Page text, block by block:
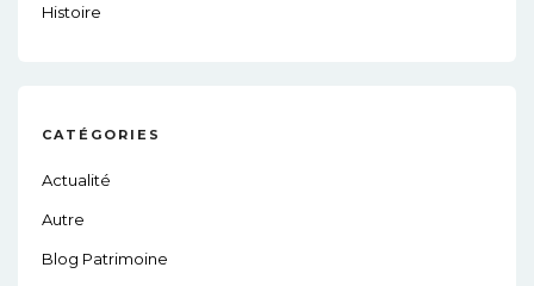
Histoire
CATÉGORIES
Actualité
Autre
Blog Patrimoine